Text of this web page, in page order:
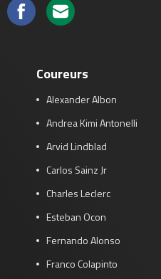
Coureurs
Alexander Albon
Andrea Kimi Antonelli
Arvid Lindblad
Carlos Sainz Jr
Charles Leclerc
Esteban Ocon
Fernando Alonso
Franco Colapinto